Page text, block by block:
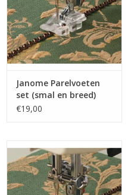
Janome Parelvoeten
set (smal en breed)
7mm
€19,00